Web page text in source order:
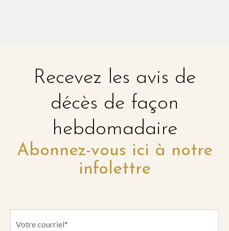
Recevez les avis de
décès de façon
hebdomadaire
Abonnez-vous ici à notre
infolettre